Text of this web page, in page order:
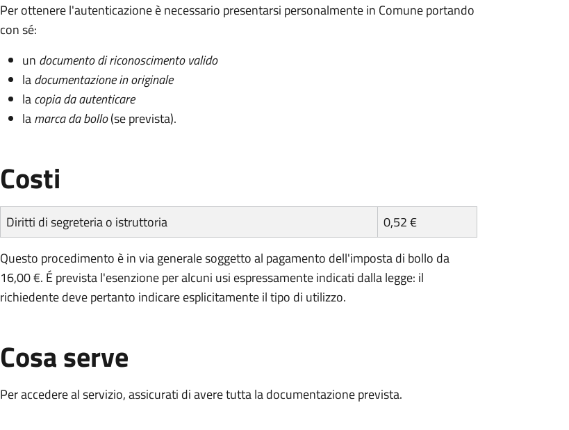
Per ottenere l'autenticazione è necessario presentarsi personalmente in Comune portando
con sé:
un documento di riconoscimento valido
ladocumentazione in originale
lacopia da autenticare
lamarca da bollo(se prevista).
Costi
Diritti di segreteria o istruttoria
0,52 €
Questo procedimento è in via generale soggetto al pagamento dell'imposta di bollo da
16,00 €. É prevista l'esenzione per alcuni usi espressamente indicati dalla legge: il
richiedente deve pertanto indicare esplicitamente il tipo di utilizzo.
Cosa serve
Per accedere al servizio, assicurati di avere tutta la documentazione prevista.